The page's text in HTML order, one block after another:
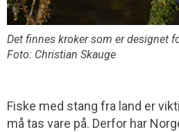
Det finnes kroker som er designet
Foto: Christian Skauge
Fiske med stang fra land er
må tas vare på. Derfor har